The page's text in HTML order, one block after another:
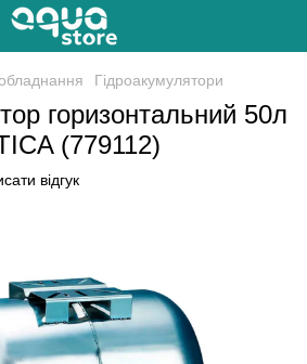
Гідроакумулятори
горизонтальний 50л
(779112)
відгук